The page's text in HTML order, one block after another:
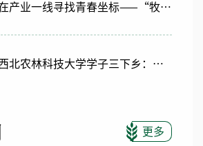
在产业一线寻找青春坐标——“牧医齐鲁·职引未来”实践团赴山东开展就业探访
西北农林科技大学学子三下乡：大别山深处青春行
更多